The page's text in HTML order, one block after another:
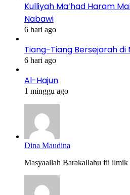
Kulliyah Ma’had Haram
Nabawi
6 hari ago
Tiang-Tiang Bersejarah di
6 hari ago
Al-Hajun
1 minggu ago
Dina Maudina
Masyaallah Barakallahu fii